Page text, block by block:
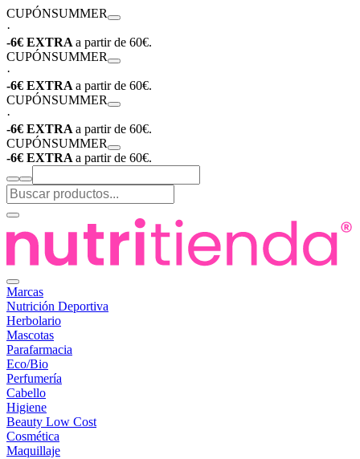
CUPÓNSUMMER
·
-6€ EXTRA a partir de 60€.
CUPÓNSUMMER
·
-6€ EXTRA a partir de 60€.
CUPÓNSUMMER
·
-6€ EXTRA a partir de 60€.
CUPÓNSUMMER
-6€ EXTRA a partir de 60€.
Marcas
Nutrición Deportiva
Herbolario
Mascotas
Parafarmacia
Eco/Bio
Perfumería
Cabello
Higiene
Beauty Low Cost
Cosmética
Maquillaje